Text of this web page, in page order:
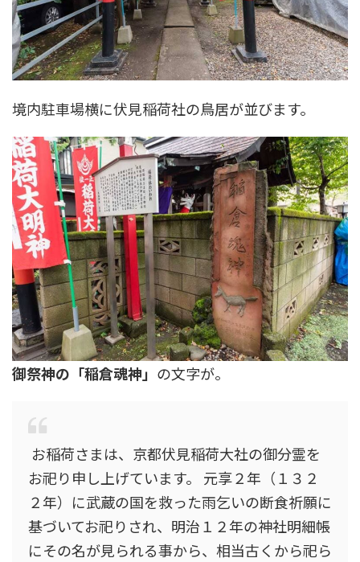
境内駐車場横に伏見稲荷社の鳥居が並びます。
御祭神の「稲倉魂神」 の文字が。
お稲荷さまは、京都伏見稲荷大社の御分霊を
お祀り申し上げています。 元享２年（１３２
２年）に武蔵の国を救った雨乞いの断食祈願に
基づいてお祀りされ、明治１２年の神社明細帳
にその名が見られる事から、相当古くから祀ら